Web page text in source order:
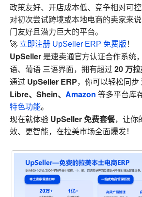
政策友好、开店成本低、竞争相对可控
对初次尝试跨境或本地电商的卖家来
门友好且潜力巨大的平台。
🚀 立即注册 UpSeller ERP 免费版 ！
UpSeller 是速卖通官方认证合作系统
语、葡语 三语界面，拥有超过 20 万
通过 UpSeller ERP，你可以轻松同步
Libre、Shein、 Amazon 等多平台库
特色功能。
现在就体验 UpSeller 免费套餐，让你
效、更智能，在拉美市场全面爆发！